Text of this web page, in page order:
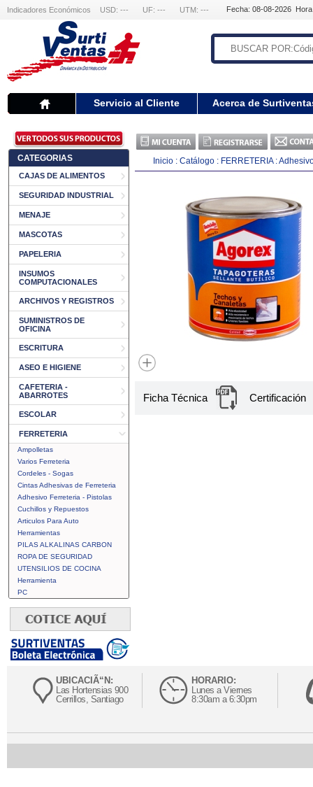
Indicadores Económicos USD: --- UF: --- UTM: --- Fecha: 08-08-2026
Servicio al Cliente Acerca de
CATEGORIAS
CAJAS DE ALIMENTOS
SEGURIDAD INDUSTRIAL
MENAJE
MASCOTAS
PAPELERIA
INSUMOS
COMPUTACIONALES
ARCHIVOS Y REGISTROS
SUMINISTROS DE
OFICINA
ESCRITURA
ASEO E HIGIENE
CAFETERIA -
ABARROTES
ESCOLAR
FERRETERIA
Ampolletas
Varios Ferreteria
Cordeles - Sogas
Cintas Adhesivas de Ferreteria
Adhesivo Ferreteria - Pistolas
Cuchillos y Repuestos
Articulos Para Auto
Herramientas
PILAS ALKALINAS CARBON
ROPA DE SEGURIDAD
UTENSILIOS DE COCINA
Herramienta
PC
Inicio : Catálogo : FERRETERIA:
Ficha Técnica Certificación
UBICACIÃ“N:
Las Hortensias 900
Cerrillos, Santiago
HORARIO:
Lunes a Viernes
8:30am a 6:30pm